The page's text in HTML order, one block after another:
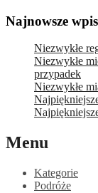
Skip
content
Najnowsze
Niezwykłe
Niezwykłe
przypadek
Niezwykłe
Menu
Kategorie
Podróże